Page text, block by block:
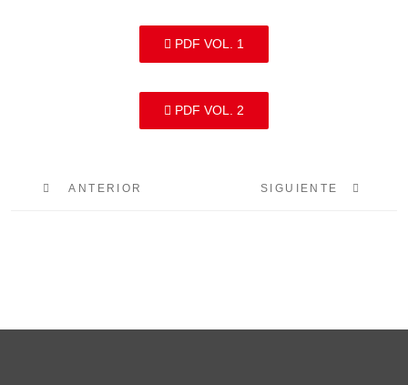
PDF VOL. 1
PDF VOL. 2
ARTÍCULO ANTERIOR: I CONGRESO
ANTERIOR ARTÍCULO
SIGUIENTE